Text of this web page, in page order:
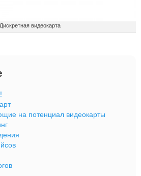
Дискретная видеокарта
на потенциал видеокарты